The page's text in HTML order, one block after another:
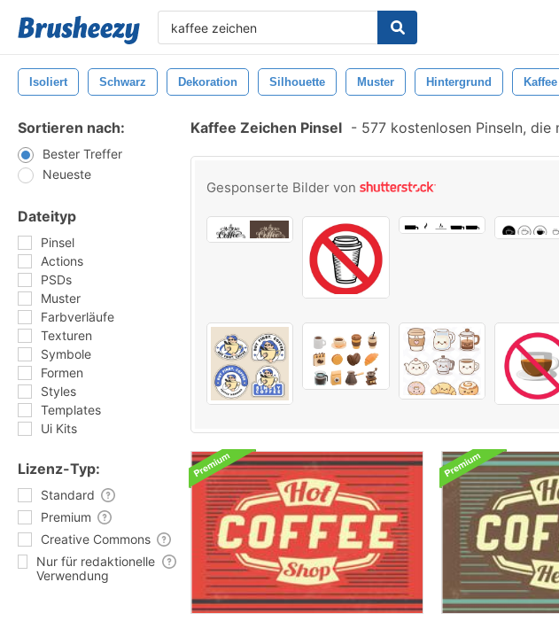
Isoliert Schwarz Dekoration Silhouette Muster Hintergrund Kaffee
Sortieren nach:
Bester Treffer
Neueste
Dateityp
Pinsel
Actions
PSDs
Muster
Farbverläufe
Texturen
Symbole
Formen
Styles
Templates
Ui Kits
Lizenz-Typ:
Standard
Premium
Creative Commons
Nur für redaktionelle
Verwendung
Kaffee Zeichen Pinsel - 577 kostenlosen Pinseln, die
Gesponserte Bilder von